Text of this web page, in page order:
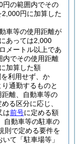
円の範囲内でその
円に加算した
車等の使用距離が
あっては2,000
メートル以上であ
内でその使用距離
加算した額
利用せず、か
通勤するものと
離、自動車等の
る区分に応じ、
は前号に定める額
自動車等の駐車の
則で定める要件を
いて「駐車場等」